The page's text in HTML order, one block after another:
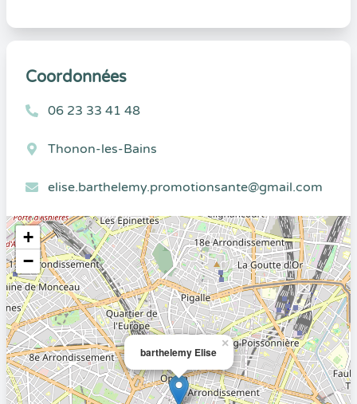
Coordonnées
06 23 33 41 48
Thonon-les-Bains
elise.barthelemy.promotionsante@gmail.com
barthelemy Elise
×
+
−